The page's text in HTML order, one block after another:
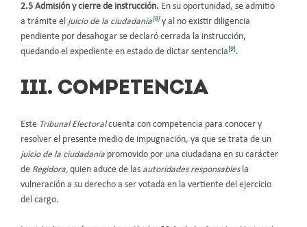
2.5 Admisión y cierre de instrucción. En su oportunidad, se admitió
a trámite el juicio de la ciudadanía[8] y al no existir diligencia
pendiente por desahogar se declaró cerrada la instrucción,
quedando el expediente en estado de dictar sentencia[9].
III. COMPETENCIA
Este Tribunal Electoralcuenta con competencia para conocer y
resolver el presente medio de impugnación, ya que se trata de un
juicio de la ciudadanía promovido por una ciudadana en su carácter
de Regidora, quien aduce de las autoridades responsablesla
vulneración a su derecho a ser votada en la vertiente del ejercicio
del cargo.